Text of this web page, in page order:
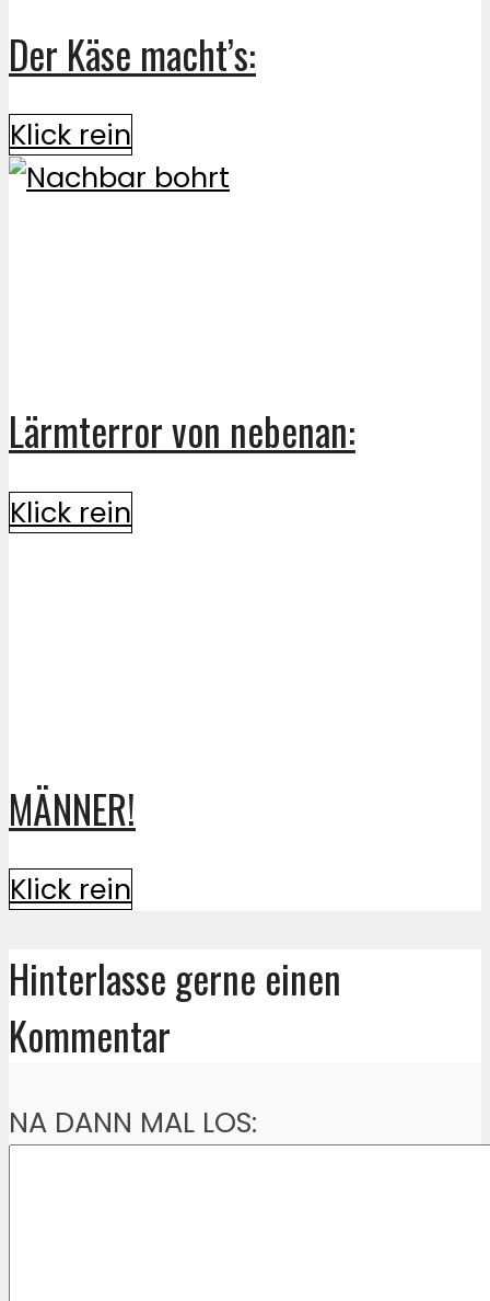
Der Käse macht’s:
Klick rein
Lärmterror von nebenan:
Klick rein
MÄNNER!
Klick rein
Hinterlasse gerne einen
Kommentar
NA DANN MAL LOS: